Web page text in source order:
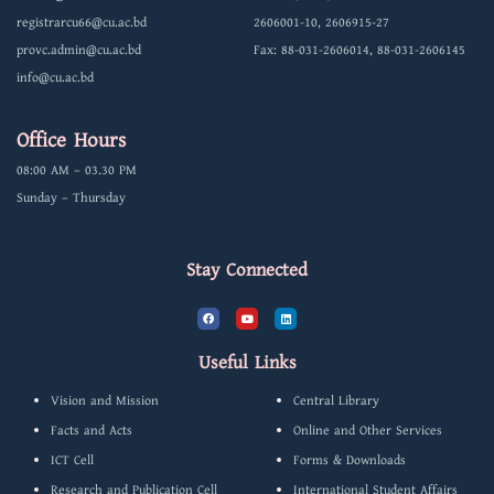
registrarcu66@cu.ac.bd
provc.admin@cu.ac.bd
info@cu.ac.bd
2606001-10, 2606915-27
Fax: 88-031-2606014, 88-031-2606145
Office Hours
08:00 AM – 03.30 PM
Sunday – Thursday
Stay Connected
F
a
c
b
o
Y
o
u
u
L
i
n
d
Useful Links
Vision and Mission
Facts and Acts
ICT Cell
Research and Publication Cell
Central Library
Online and Other Services
Forms & Downloads
International Student Affairs